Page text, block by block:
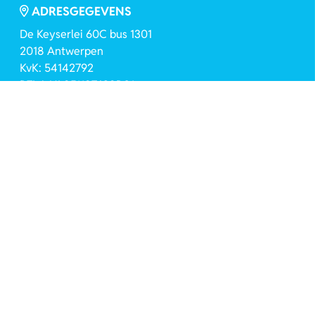
ADRESGEGEVENS
De Keyserlei 60C bus 1301
2018 Antwerpen
KvK: 54142792
BTW: NL851187638B01